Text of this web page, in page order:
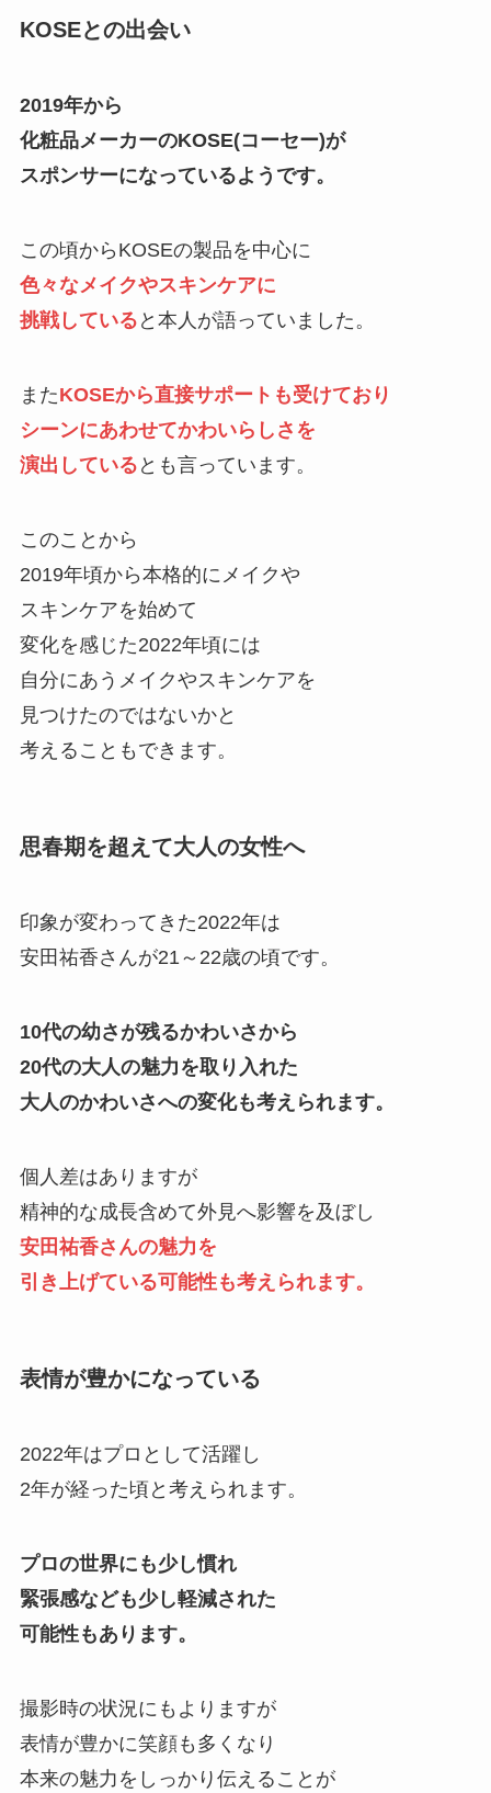
KOSEとの出会い
2019年から
化粧品メーカーのKOSE(コーセー)が
スポンサーになっているようです。
この頃からKOSEの製品を中心に
色々なメイクやスキンケアに
挑戦している と本人が語っていました。
またKOSEから直接サポートも受けており
シーンにあわせてかわいらしさを
演出している とも言っています。
このことから
2019年頃から本格的にメイクや
スキンケアを始めて
変化を感じた2022年頃には
自分にあうメイクやスキンケアを
見つけたのではないかと
考えることもできます。
思春期を超えて大人の女性へ
印象が変わってきた2022年は
安田祐香さんが21～22歳の頃です。
10代の幼さが残るかわいさから
20代の大人の魅力を取り入れた
大人のかわいさへの変化も考えられます。
個人差はありますが
精神的な成長含めて外見へ影響を及ぼし
安田祐香さんの魅力を
引き上げている可能性も考えられます。
表情が豊かになっている
2022年はプロとして活躍し
2年が経った頃と考えられます。
プロの世界にも少し慣れ
緊張感なども少し軽減された
可能性もあります。
撮影時の状況にもよりますが
表情が豊かに笑顔も多くなり
本来の魅力をしっかり伝えることが